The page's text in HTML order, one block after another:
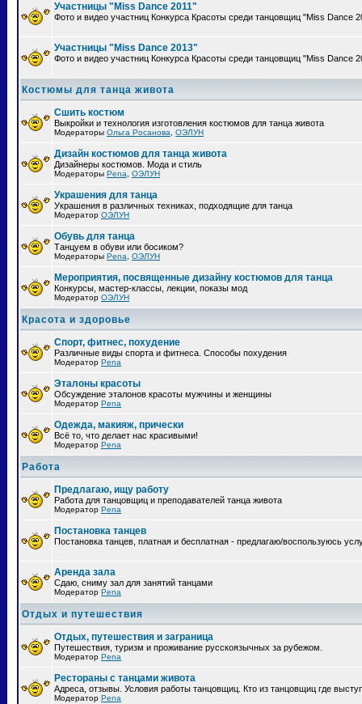
Участницы "Miss Dance 2011"
Фото и видео участниц Конкурса Красоты среди танцовщиц "Miss Dance
Участницы "Miss Dance 2013"
Фото и видео участниц Конкурса Красоты среди танцовщиц "Miss Dance
Костюмы для танца живота
Сшить костюм
Выкройки и технология изготовления костюмов для танца живота
Модераторы Ольга Росанова ОЭЛУН
Дизайн костюмов для танца живота
Дизайнеры костюмов. Мода и стиль
Модераторы Pena ОЭЛУН
Украшения для танца
Украшения в различных техниках, подходящие для танца
Модератор ОЭЛУН
Обувь для танца
Танцуем в обуви или босиком?
Модераторы Pena ОЭЛУН
Мероприятия, посвященные дизайну костюмов для танца
Конкурсы, мастер-классы, лекции, показы мод
Модератор ОЭЛУН
Красота и здоровье
Спорт, фитнес, похудение
Различные виды спорта и фитнеса. Способы похудения
Модератор Pena
Эталоны красоты
Обсуждение эталонов красоты мужчины и женщины
Модератор Pena
Одежда, макияж, прически
Всё то, что делает нас красивыми!
Модератор Pena
Работа
Предлагаю, ищу работу
Работа для танцовщиц и преподавателей танца живота
Модератор Pena
Постановка танцев
Постановка танцев, платная и бесплатная - предлагаю/воспользуюсь
Аренда зала
Сдаю, сниму зал для занятий танцами
Модератор Pena
Отдых и путешествия
Отдых, путешествия и заграница
Путешествия, туризм и проживание русскоязычных за рубежом.
Модератор Pena
Рестораны с танцами живота
Адреса, отзывы. Условия работы танцовщиц. Кто из танцовщиц где
Модератор Pena